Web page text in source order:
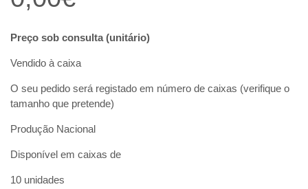
Preço sob consulta (unitário)
Vendido à caixa
O seu pedido será registado em número de caixas (verifique o
tamanho que pretende)
Produção Nacional
Disponível em caixas de
10 unidades